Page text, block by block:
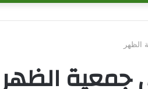
الظهر